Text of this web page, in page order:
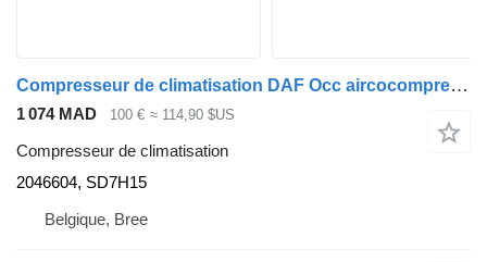
Compresseur de climatisation DAF Occ aircocompressor 2046604, SD7H15 pour camion
1 074 MAD 100 € ≈ 114,90 $US
Compresseur de climatisation
2046604, SD7H15
Belgique, Bree